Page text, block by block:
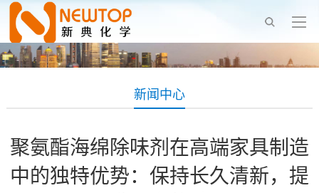
新闻中心
聚氨酯海绵除味剂在高端家具制造
中的独特优势：保持长久清新，提